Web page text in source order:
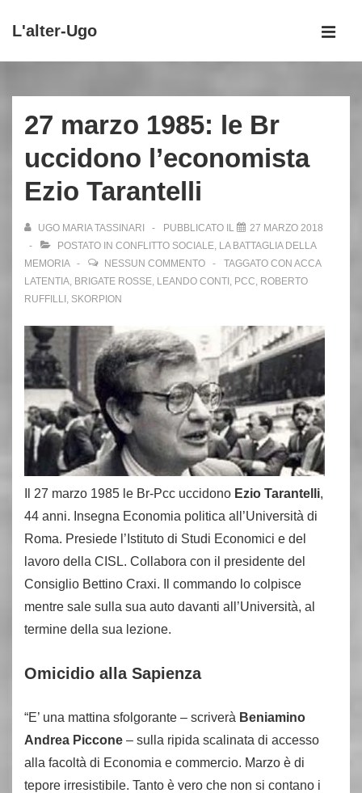
Vai
principale
L'alter-Ugo
principale
27 marzo 1985: le Br
uccidono l’economista
Ezio Tarantelli
UGO MARIA TASSINARI PUBBLICATO IL
27 MARZO 2018
POSTATO IN CONFLITTO SOCIALE, LA BATTAGLIA DELLA
MEMORIA
NESSUN COMMENTO TAGGATO CON ACCA
LATENTIA, BRIGATE ROSSE, LEANDO CONTI , PCC, ROBERTO
RUFFILLI , SKORPION
Il 27 marzo 1985 le Br-Pcc uccidono Ezio Tarantelli,
44 anni. Insegna Economia politica all’Università di
Roma. Presiede l’Istituto di Studi Economici e del
lavoro della CISL. Collabora con il presidente del
Consiglio Bettino Craxi. Il commando lo colpisce
mentre sale sulla sua auto davanti all’Università, al
termine della sua lezione.
Omicidio alla Sapienza
“E’ una mattina sfolgorante – scriverà Beniamino
Andrea Piccone – sulla ripida scalinata di accesso
alla facoltà di Economia e commercio. Marzo è di
tepore irresistibile. Tanto è vero che non si contano i